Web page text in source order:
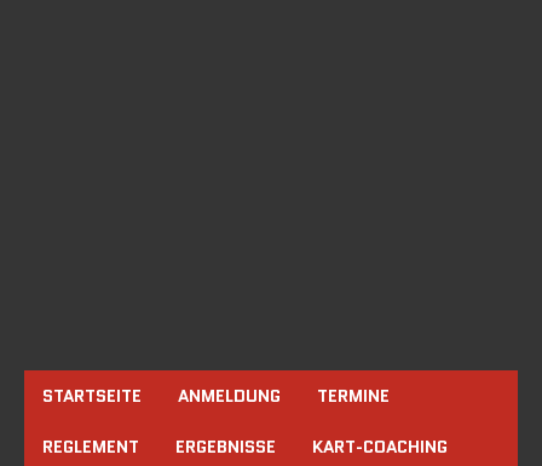
STARTSEITE ANMELDUNG TERMINE
REGLEMENT ERGEBNISSE KART-COACHING